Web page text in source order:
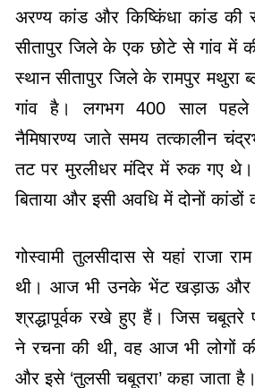
अरण्य कांड और किष्किंधा कांड की
सीतापुर जिले के एक छोटे से गांव में
स्थान सीतापुर जिले के रामपुर मथुरा
गांव है। लगभग 400 साल पहले
नैमिषारण्य जाते समय तत्कालीन
तट पर मुरलीधर मंदिर में रुक गए थे।
बिताया और इसी अवधि में दोनों कांडों
गोस्वामी तुलसीदास से यहां राजा
थी। आज भी उनके भेंट खड़ाऊ और
श्रद्धापूर्वक रखे हुए हैं। जिस चबूतरे
ने रचना की थी, वह आज भी लोगों
और इसे ‘तुलसी चबूतरा’ कहा जाता है।